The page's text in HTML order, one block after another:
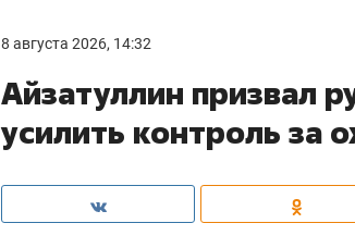
8 августа 2026, 14:32
Айзатуллин призвал
усилить контроль за